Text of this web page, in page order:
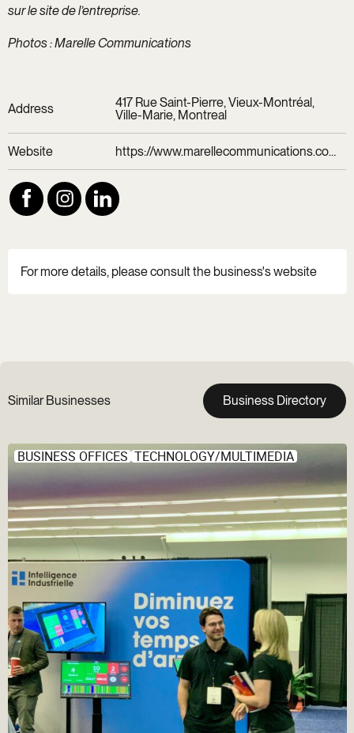
sur le site de l’entreprise.
Photos : Marelle Communications
Address
417 Rue Saint-Pierre, Vieux-Montréal,
Ville-Marie, Montreal
Website https://www.marellecommunications.com/
For more details, please consult the business's website
Similar Businesses Business Directory
BUSINESS OFFICES TECHNOLOGY/MULTIMEDIA